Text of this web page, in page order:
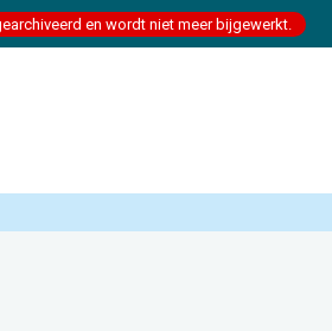
en wordt niet meer bijgewerkt.